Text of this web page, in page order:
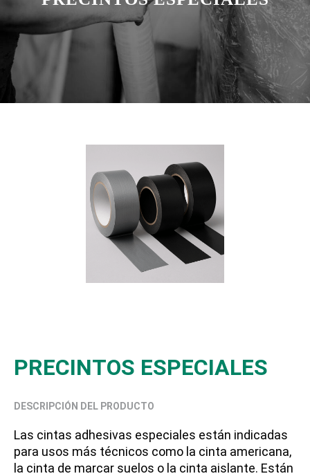
PRECINTOS ESPECIALES
DESCRIPCIÓN DEL PRODUCTO
Las cintas adhesivas especiales están indicadas
para usos más técnicos como la cinta americana,
la cinta de marcar suelos o la cinta aislante. Están